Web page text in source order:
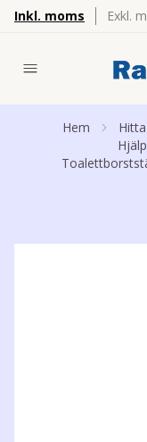
Inkl. moms Exkl.
Hem